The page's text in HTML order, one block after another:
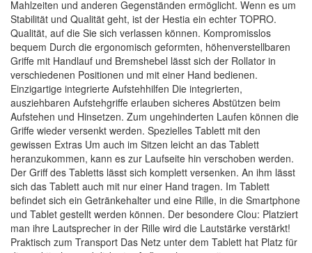
Mahlzeiten und anderen Gegenständen ermöglicht. Wenn es um
Stabilität und Qualität geht, ist der Hestia ein echter TOPRO.
Qualität, auf die Sie sich verlassen können. Kompromisslos
bequem Durch die ergonomisch geformten, höhenverstellbaren
Griffe mit Handlauf und Bremshebel lässt sich der Rollator in
verschiedenen Positionen und mit einer Hand bedienen.
Einzigartige integrierte Aufstehhilfen Die integrierten,
ausziehbaren Aufstehgriffe erlauben sicheres Abstützen beim
Aufstehen und Hinsetzen. Zum ungehinderten Laufen können die
Griffe wieder versenkt werden. Spezielles Tablett mit den
gewissen Extras Um auch im Sitzen leicht an das Tablett
heranzukommen, kann es zur Laufseite hin verschoben werden.
Der Griff des Tabletts lässt sich komplett versenken. An ihm lässt
sich das Tablett auch mit nur einer Hand tragen. Im Tablett
befindet sich ein Getränkehalter und eine Rille, in die Smartphone
und Tablet gestellt werden können. Der besondere Clou: Platziert
man ihre Lautsprecher in der Rille wird die Lautstärke verstärkt!
Praktisch zum Transport Das Netz unter dem Tablett hat Platz für